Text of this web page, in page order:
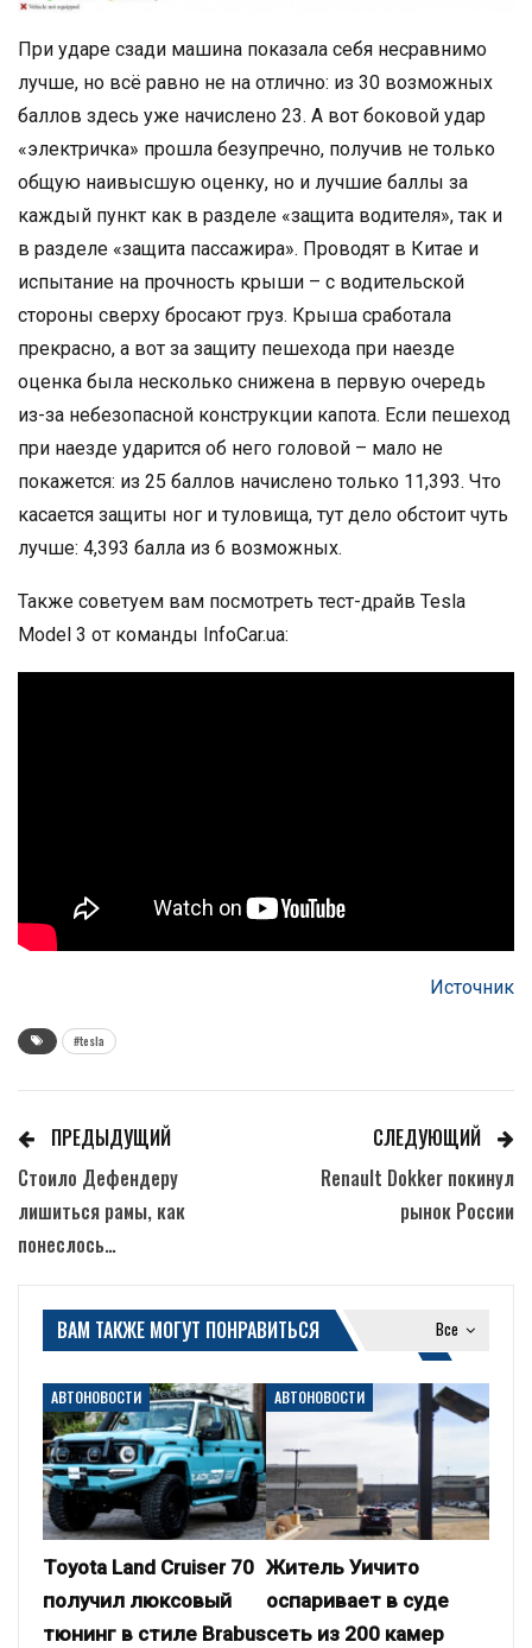
При ударе сзади машина показала себя несравнимо
лучше, но всё равно не на отлично: из 30 возможных
баллов здесь уже начислено 23. А вот боковой удар
«электричка» прошла безупречно, получив не только
общую наивысшую оценку, но и лучшие баллы за
каждый пункт как в разделе «защита водителя», так и
в разделе «защита пассажира». Проводят в Китае и
испытание на прочность крыши – с водительской
стороны сверху бросают груз. Крыша сработала
прекрасно, а вот за защиту пешехода при наезде
оценка была несколько снижена в первую очередь
из-за небезопасной конструкции капота. Если пешеход
при наезде ударится об него головой – мало не
покажется: из 25 баллов начислено только 11,393. Что
касается защиты ног и туловища, тут дело обстоит чуть
лучше: 4,393 балла из 6 возможных.
Также советуем вам посмотреть тест-драйв Tesla
Model 3 от команды InfoCar.ua:
Источник
#tesla
ПРЕДЫДУЩИЙ
Стоило Дефендеру
лишиться рамы, как
понеслось…
СЛЕДУЮЩИЙ
Renault Dokker покинул
рынок России
Все
ВАМ ТАКЖЕ МОГУТ ПОНРАВИТЬСЯ
АВТОНОВОСТИ
Toyota Land Cruiser 70
получил люксовый
тюнинг в стиле Brabus
АВТОНОВОСТИ
Житель Уичито
оспаривает в суде
сеть из 200 камер